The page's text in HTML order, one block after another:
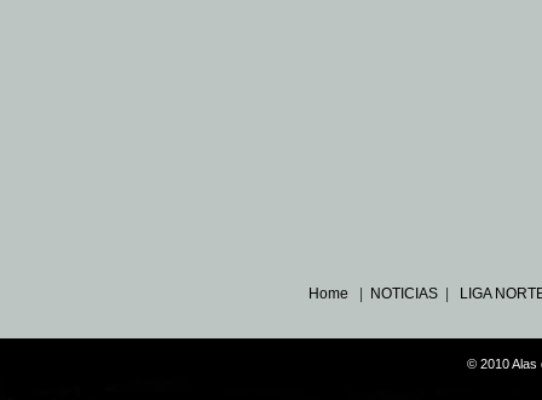
Home | NOTICIAS | LIGA
© 2010 Alas